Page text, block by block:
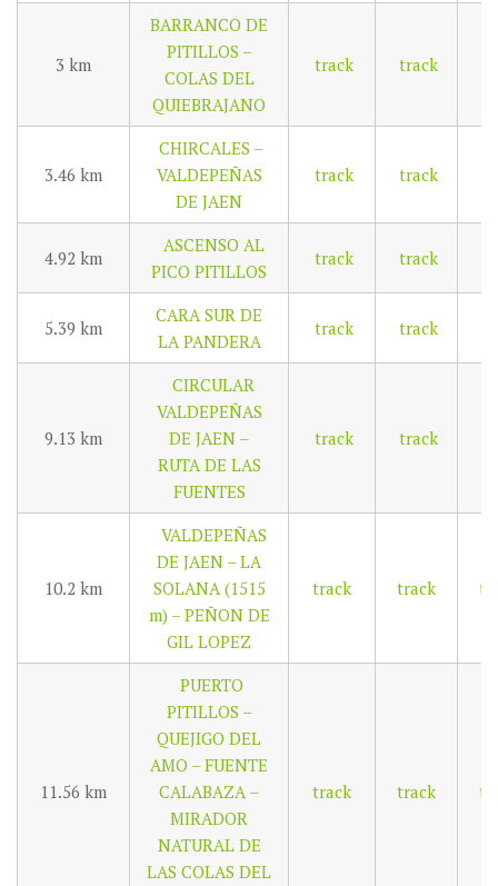
3 km
BARRANCO DE
PITILLOS –
COLAS DEL
QUIEBRAJANO
track track
3.46 km
CHIRCALES –
VALDEPEÑAS
DE JAEN
track track
4.92 km
ASCENSO AL
PICO PITILLOS
track track
5.39 km
CARA SUR DE
LA PANDERA
track track
9.13 km
CIRCULAR
VALDEPEÑAS
DE JAEN –
RUTA DE LAS
FUENTES
track track
10.2 km
VALDEPEÑAS
DE JAEN – LA
SOLANA (1515
m) – PEÑON DE
GIL LOPEZ
track track
11.56 km
PUERTO
PITILLOS –
QUEJIGO DEL
AMO – FUENTE
CALABAZA –
MIRADOR
NATURAL DE
LAS COLAS DEL
track track